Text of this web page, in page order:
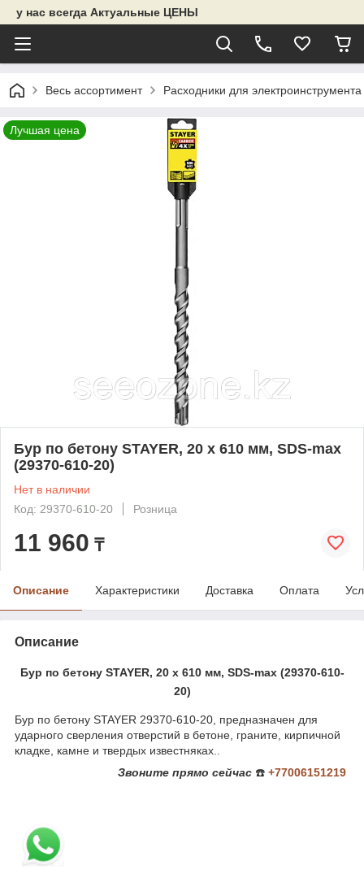
у нас всегда Актуальные ЦЕНЫ
Весь ассортимент Расходники для электроинструмента
Лучшая цена
Бур по бетону STAYER, 20 х 610 мм, SDS-max
(29370-610-20)
Нет в наличии
Код: 29370-610-20
Розница
11 960 ₸
Описание Характеристики Доставка Оплата
Описание
Бур по бетону STAYER, 20 х 610 мм, SDS-max (29370-610-
20)
Бур по бетону STAYER 29370-610-20, предназначен для
ударного сверления отверстий в бетоне, граните, кирпичной
кладке, камне и твердых известняках..
Звоните прямо сейчас ☎️ +77006151219